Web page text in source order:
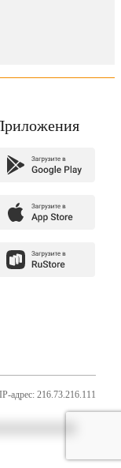
адрес: 216.73.216.111